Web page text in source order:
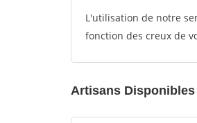
L'utilisation de notre
fonction des creux de
Artisans Disponibles